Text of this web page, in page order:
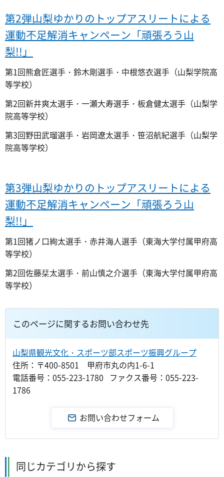
第2弾山梨ゆかりのトップアスリートによる
運動不足解消キャンペーン「頑張ろう山
梨!!」
第1回熊倉匠選手・鈴木剛選手・中根悠衣選手（山梨学院高
等学校）
第2回新井爽太選手・一瀬大寿選手・板倉健太選手（山梨学
院高等学校）
第3回野田武瑠選手・岩岡遼太選手・笹沼航紀選手（山梨学
院高等学校）
第3弾山梨ゆかりのトップアスリートによる
運動不足解消キャンペーン「頑張ろう山
梨!!」
第1回猪ノ口絢太選手・赤井海人選手（東海大学付属甲府高
等学校）
第2回佐藤栞太選手・前山慎之介選手（東海大学付属甲府高
等学校）
このページに関するお問い合わせ先
山梨県観光文化・スポーツ部スポーツ振興グループ
住所：〒400-8501 甲府市丸の内1-6-1
電話番号：055-223-1780 ファクス番号：055-223-
1786
同じカテゴリから探す